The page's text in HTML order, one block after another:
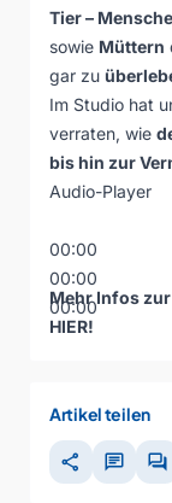
Tier –
sowie Müttern
gar zu
Im Studio hat
verraten, wie
bis hin zur
Audio-Player
00:00
00:00
00:00
Mehr Infos
HIER!
Artikel teilen
share chat forum